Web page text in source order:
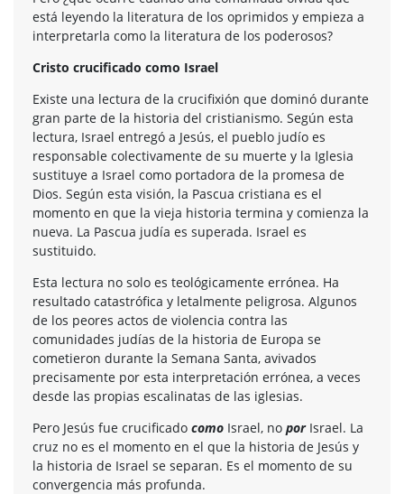
está leyendo la literatura de los oprimidos y empieza a
interpretarla como la literatura de los poderosos?
Cristo crucificado como Israel
Existe una lectura de la crucifixión que dominó durante
gran parte de la historia del cristianismo. Según esta
lectura, Israel entregó a Jesús, el pueblo judío es
responsable colectivamente de su muerte y la Iglesia
sustituye a Israel como portadora de la promesa de
Dios. Según esta visión, la Pascua cristiana es el
momento en que la vieja historia termina y comienza la
nueva. La Pascua judía es superada. Israel es
sustituido.
Esta lectura no solo es teológicamente errónea. Ha
resultado catastrófica y letalmente peligrosa. Algunos
de los peores actos de violencia contra las
comunidades judías de la historia de Europa se
cometieron durante la Semana Santa, avivados
precisamente por esta interpretación errónea, a veces
desde las propias escalinatas de las iglesias.
Pero Jesús fue crucificado como Israel, no por Israel. La
cruz no es el momento en el que la historia de Jesús y
la historia de Israel se separan. Es el momento de su
convergencia más profunda.